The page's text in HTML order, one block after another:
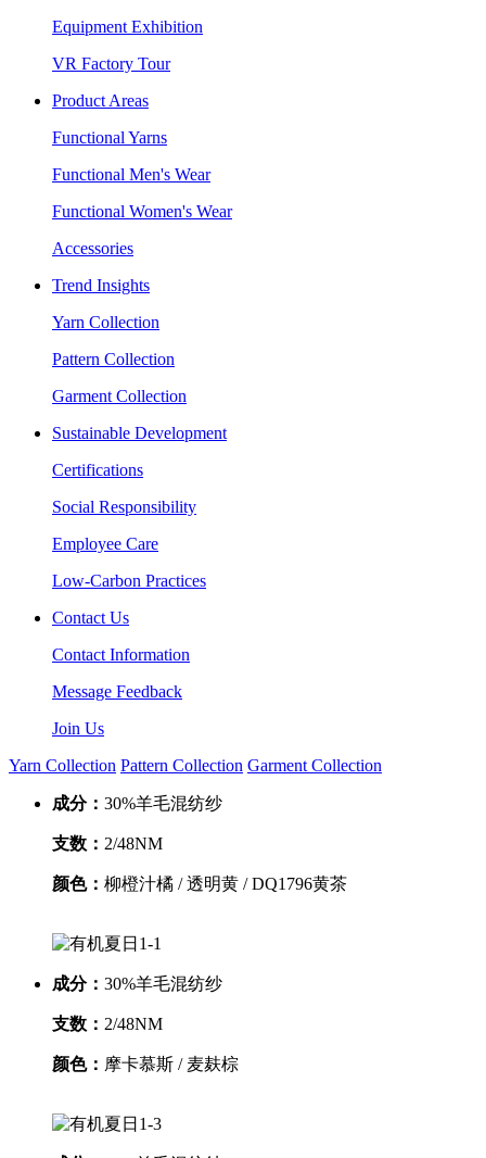
Equipment Exhibition
VR Factory Tour
Product Areas
Functional Yarns
Functional Men's Wear
Functional Women's Wear
Accessories
Trend Insights
Yarn Collection
Pattern Collection
Garment Collection
Sustainable Development
Certifications
Social Responsibility
Employee Care
Low-Carbon Practices
Contact Us
Contact Information
Message Feedback
Join Us
Yarn Collection Pattern Collection Garment Collection
成分： 30%羊毛混纺纱
支数： 2/48NM
颜色： 柳橙汁橘 / 透明黄 / DQ1796黄茶
成分： 30%羊毛混纺纱
支数： 2/48NM
颜色： 摩卡慕斯 / 麦麸棕